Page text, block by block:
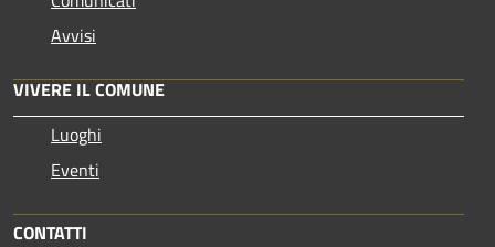
Avvisi
VIVERE IL COMUNE
Luoghi
Eventi
CONTATTI